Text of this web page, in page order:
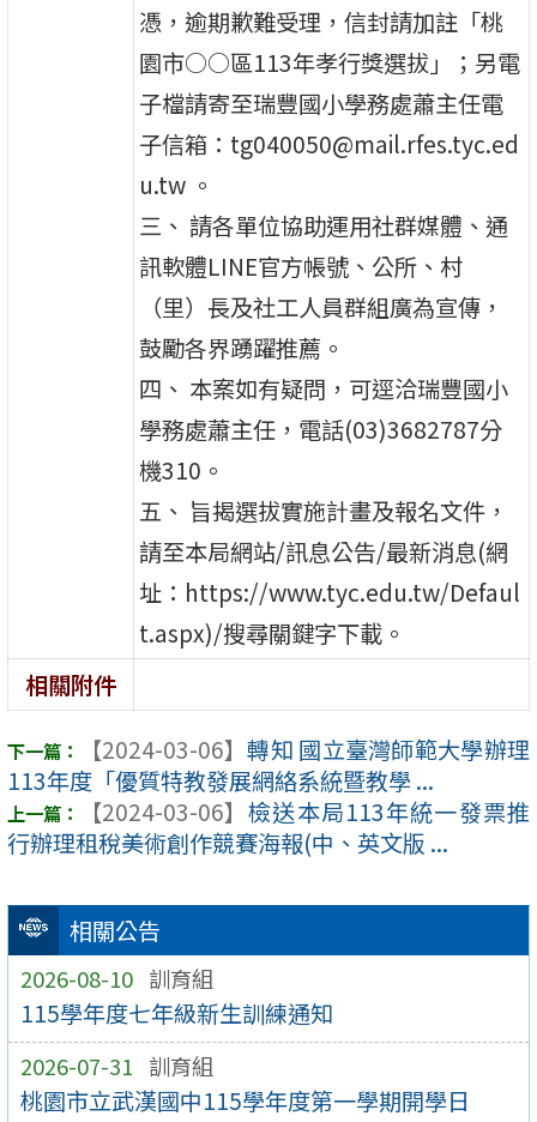
相關公告
2026-08-10 訓育組
115學年度七年級新生訓練通知
2026-07-31 訓育組
桃園市立武漢國中115學年度第一學期開學日
憑，逾期歉難受理，信封請加註「桃
園市○○區113年孝行獎選拔」；另電
子檔請寄至瑞豐國小學務處蕭主任電
子信箱：tg040050@mail.rfes.tyc.ed
u.tw 。
三、 請各單位協助運用社群媒體、通
訊軟體LINE官方帳號、公所、村
（里）長及社工人員群組廣為宣傳，
鼓勵各界踴躍推薦。
四、 本案如有疑問，可逕洽瑞豐國小
學務處蕭主任，電話(03)3682787分
機310。
五、 旨揭選拔實施計畫及報名文件，
請至本局網站/訊息公告/最新消息(網
址：https://www.tyc.edu.tw/Defaul
t.aspx)/搜尋關鍵字下載。
相關附件
【2024-03-06】 轉知 國立臺灣師範大學辦理
113年度「優質特教發展網絡系統暨教學 ...
【2024-03-06】 檢送本局113年統一發票推
行辦理租稅美術創作競賽海報(中、英文版 ...